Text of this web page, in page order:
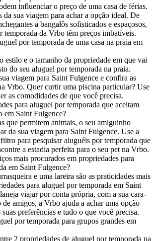
influenciar o preço de uma casa de férias.
da sua viagem para achar a opção ideal. De
a bangalôs sofisticados e espaçosos,
temporada da Vrbo têm preços imbatíveis.
por temporada de uma casa na praia em
estilo e o tamanho da propriedade em que vai
do seu aluguel por temporada na praia.
viagem para Saint Fulgence e confira as
Vrbo. Quer curtir uma piscina particular? Use
as comodidades de que você precisa.
para aluguel por temporada que aceitam
em Saint Fulgence?
que permitem animais, o seu amiguinho
da sua viagem para Saint Fulgence. Use a
para pesquisar aluguéis por temporada que
a estadia perfeita para o seu pet na Vrbo.
mais procurados em propriedades para
em Saint Fulgence?
e uma lareira são as praticidades mais
para aluguel por temporada em Saint
viajar por conta própria, com a sua cara-
amigos, a Vrbo ajuda a achar uma opção
preferências e tudo o que você precisa.
por temporada para grupos grandes em
2 propriedades de aluguel por temporada na